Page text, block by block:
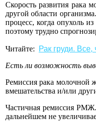
Скорость развития рака
другой области
процесс, когда опухоль
поэтому трудно
Читайте:
Рак груди.
Есть ли возможность
Ремиссия рака молочной
вмешательства и/или
Частичная ремиссия РМЖ.
дальнейшем не